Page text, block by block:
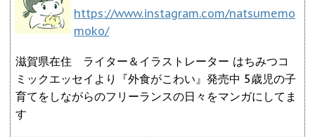
https://www.instagram.com/natsumemo
moko/
滋賀県在住 ライター＆イラストレーター はちみつコ
ミックエッセイより『外食がこわい』発売中 5歳児の子
育てをしながらのフリーランスの日々をマンガにしてま
す